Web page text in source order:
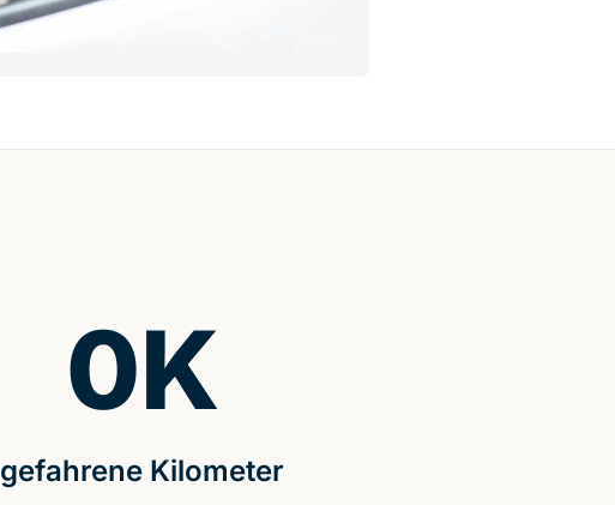
gefahrene Kilometer
0K